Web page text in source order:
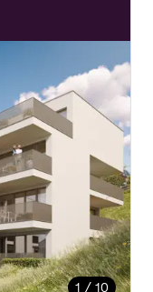
1 / 10